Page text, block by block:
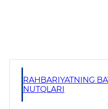
RAHBARIYATNING
NUTQLARI